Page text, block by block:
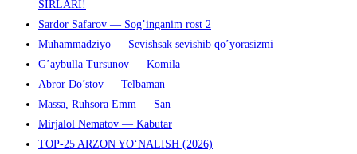
SIRLARI!
Sardor Safarov — Sog’inganim rost 2
Muhammadziyo — Sevishsak sevishib qo’yorasizmi
G’aybulla Tursunov — Komila
Abror Do’stov — Telbaman
Massa, Ruhsora Emm — San
Mirjalol Nematov — Kabutar
TOP-25 ARZON YO‘NALISH (2026)